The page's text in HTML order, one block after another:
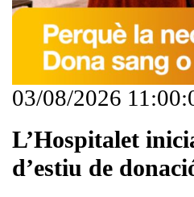
03/08/2026
L’Hospitalet
d’estiu de